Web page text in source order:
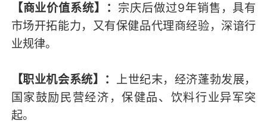
【商业价值系统】： 宗庆后做过9年销售，具有
市场开拓能力，又有保健品代理商经验，深谙行
业规律。
【职业机会系统】： 上世纪末，经济蓬勃发展，
国家鼓励民营经济，保健品、饮料行业异军突
起。